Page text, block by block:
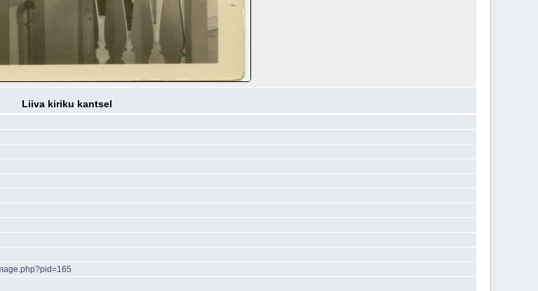
Liiva kiriku kantsel